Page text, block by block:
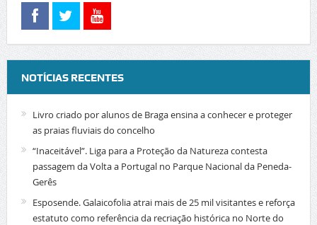
NOTÍCIAS RECENTES
Livro criado por alunos de Braga ensina a conhecer e proteger
as praias fluviais do concelho
“Inaceitável”. Liga para a Proteção da Natureza contesta
passagem da Volta a Portugal no Parque Nacional da Peneda-
Gerês
Esposende. Galaicofolia atrai mais de 25 mil visitantes e reforça
estatuto como referência da recriação histórica no Norte do